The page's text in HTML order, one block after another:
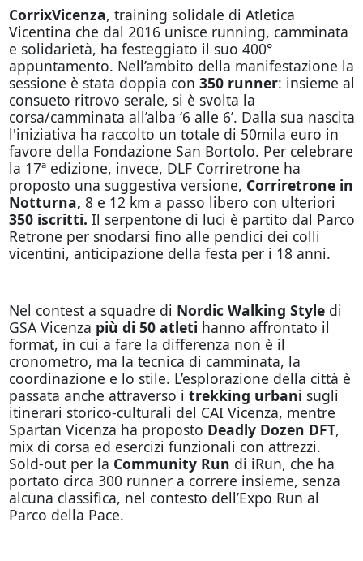
CorrixVicenza, training solidale di Atletica
Vicentina che dal 2016 unisce running, camminata
e solidarietà, ha festeggiato il suo 400°
appuntamento. Nell’ambito della manifestazione la
sessione è stata doppia con 350 runner: insieme al
consueto ritrovo serale, si è svolta la
corsa/camminata all’alba ‘6 alle 6’. Dalla sua nascita
l'iniziativa ha raccolto un totale di 50mila euro in
favore della Fondazione San Bortolo. Per celebrare
la 17ª edizione, invece, DLF Corriretrone ha
proposto una suggestiva versione, Corriretrone in
Notturna, 8 e 12 km a passo libero con ulteriori
350 iscritti. Il serpentone di luci è partito dal Parco
Retrone per snodarsi fino alle pendici dei colli
vicentini, anticipazione della festa per i 18 anni.
Nel contest a squadre di Nordic Walking Style di
GSA Vicenza più di 50 atleti hanno affrontato il
format, in cui a fare la differenza non è il
cronometro, ma la tecnica di camminata, la
coordinazione e lo stile. L’esplorazione della città è
passata anche attraverso i trekking urbani sugli
itinerari storico-culturali del CAI Vicenza, mentre
Spartan Vicenza ha proposto Deadly Dozen DFT,
mix di corsa ed esercizi funzionali con attrezzi.
Sold-out per la Community Run di iRun, che ha
portato circa 300 runner a correre insieme, senza
alcuna classifica, nel contesto dell’Expo Run al
Parco della Pace.